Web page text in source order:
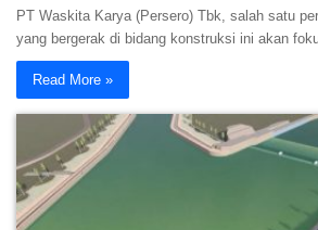
PT Waskita Karya (Persero) Tbk, salah satu
yang bergerak di bidang konstruksi ini akan
Read More »